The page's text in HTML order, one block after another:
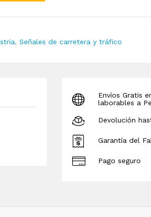
,Señales de carretera y tráfico
Envíos Gratis
laborables a
Devolución
Garantía del
Pago seguro